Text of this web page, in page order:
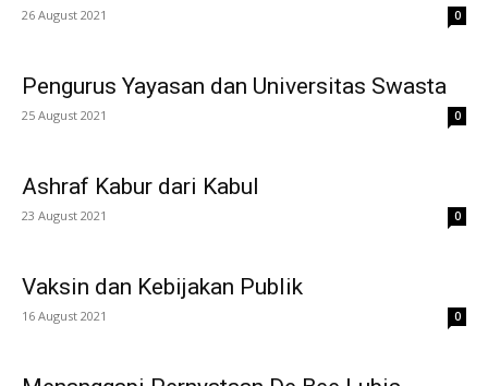
26 August 2021 0
Pengurus Yayasan dan Universitas Swasta
25 August 2021 0
Ashraf Kabur dari Kabul
23 August 2021 0
Vaksin dan Kebijakan Publik
16 August 2021 0